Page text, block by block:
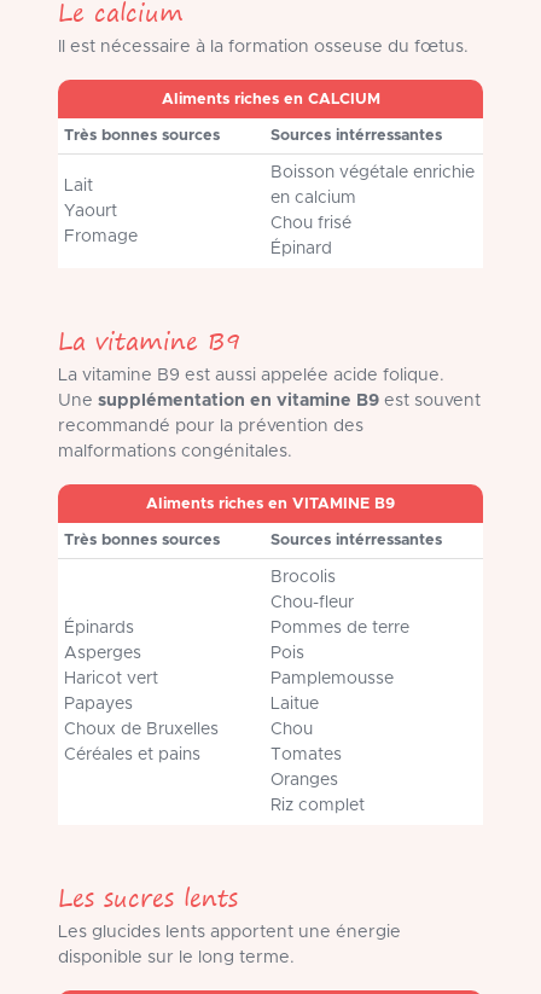
Le calcium
Il est nécessaire à la formation osseuse du fœtus.
Aliments riches en CALCIUM
Très bonnes sources Sources intérressantes
Lait
Yaourt
Fromage
Boisson végétale enrichie
en calcium
Chou frisé
Épinard
La vitamine B9
La vitamine B9 est aussi appelée acide folique.
Une supplémentation en vitamine B9 est souvent
recommandé pour la prévention des
malformations congénitales.
Aliments riches en VITAMINE B9
Très bonnes sources Sources intérressantes
Épinards
Asperges
Haricot vert
Papayes
Choux de Bruxelles
Céréales et pains
Brocolis
Chou-fleur
Pommes de terre
Pois
Pamplemousse
Laitue
Chou
Tomates
Oranges
Riz complet
Les sucres lents
Les glucides lents apportent une énergie
disponible sur le long terme.